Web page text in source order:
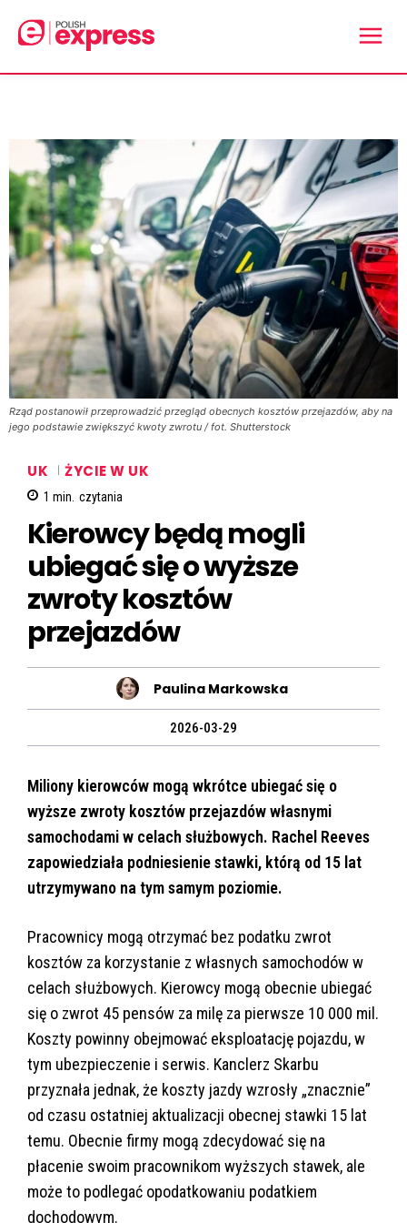
Rząd postanowił przeprowadzić przegląd obecnych kosztów przejazdów, aby na
jego podstawie zwiększyć kwoty zwrotu / fot. Shutterstock
UK ŻYCIE W UK
1 min. czytania
Kierowcy będą mogli
ubiegać się o wyższe
zwroty kosztów
przejazdów
Paulina Markowska
2026-03-29
Miliony kierowców mogą wkrótce ubiegać się o
wyższe zwroty kosztów przejazdów własnymi
samochodami w celach służbowych. Rachel Reeves
zapowiedziała podniesienie stawki, którą od 15 lat
utrzymywano na tym samym poziomie.
Pracownicy mogą otrzymać bez podatku zwrot
kosztów za korzystanie z własnych samochodów w
celach służbowych. Kierowcy mogą obecnie ubiegać
się o zwrot 45 pensów za milę za pierwsze 10 000 mil.
Koszty powinny obejmować eksploatację pojazdu, w
tym ubezpieczenie i serwis. Kanclerz Skarbu
przyznała jednak, że koszty jazdy wzrosły „znacznie”
od czasu ostatniej aktualizacji obecnej stawki 15 lat
temu. Obecnie firmy mogą zdecydować się na
płacenie swoim pracownikom wyższych stawek, ale
może to podlegać opodatkowaniu podatkiem
dochodowym.